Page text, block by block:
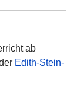
ab
Edith-Stein-